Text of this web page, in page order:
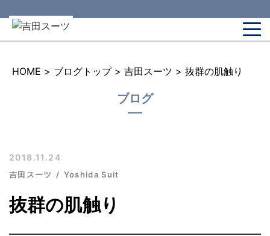
HOME > ブログトップ > 吉田スーツ > 抜群の肌触り
ブログ
2018.11.24
吉田スーツ Yoshida Suit
抜群の肌触り